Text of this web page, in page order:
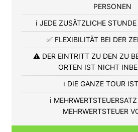
PERSONEN
ℹ️ JEDE ZUSÄTZLICHE
✅ FLEXIBILITÄT BEI DER
⚠️ DER EINTRITT ZU DEN ZU
ORTEN IST NICHT
ℹ️ DIE GANZE TOUR
ℹ️
MEHRWERTSTEUER